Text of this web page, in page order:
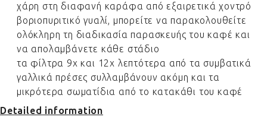
χάρη στη διαφανή καράφα από εξαιρετικά χοντρό
βοριοπυριτικό γυαλί, μπορείτε να παρακολουθείτε
ολόκληρη τη διαδικασία παρασκευής του καφέ και
να απολαμβάνετε κάθε στάδιο
τα φίλτρα 9x και 12x λεπτότερα από τα συμβατικά
γαλλικά πρέσες συλλαμβάνουν ακόμη και τα
μικρότερα σωματίδια από το κατακάθι του καφέ
Detailed information